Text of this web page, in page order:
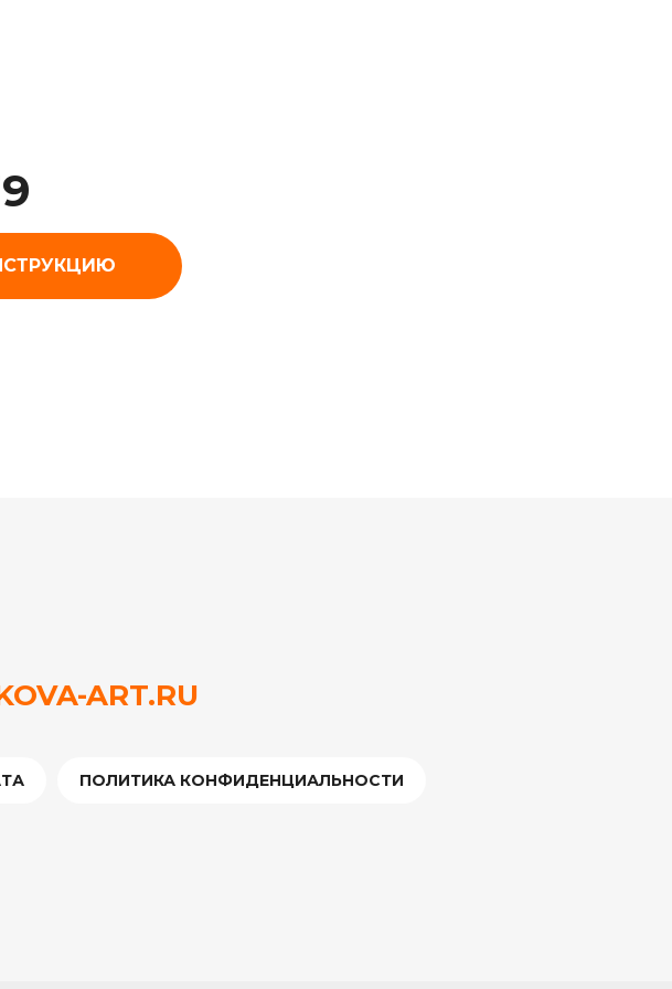
ART.RU
ПОЛИТИКА КОНФИДЕНЦИАЛЬНОСТИ